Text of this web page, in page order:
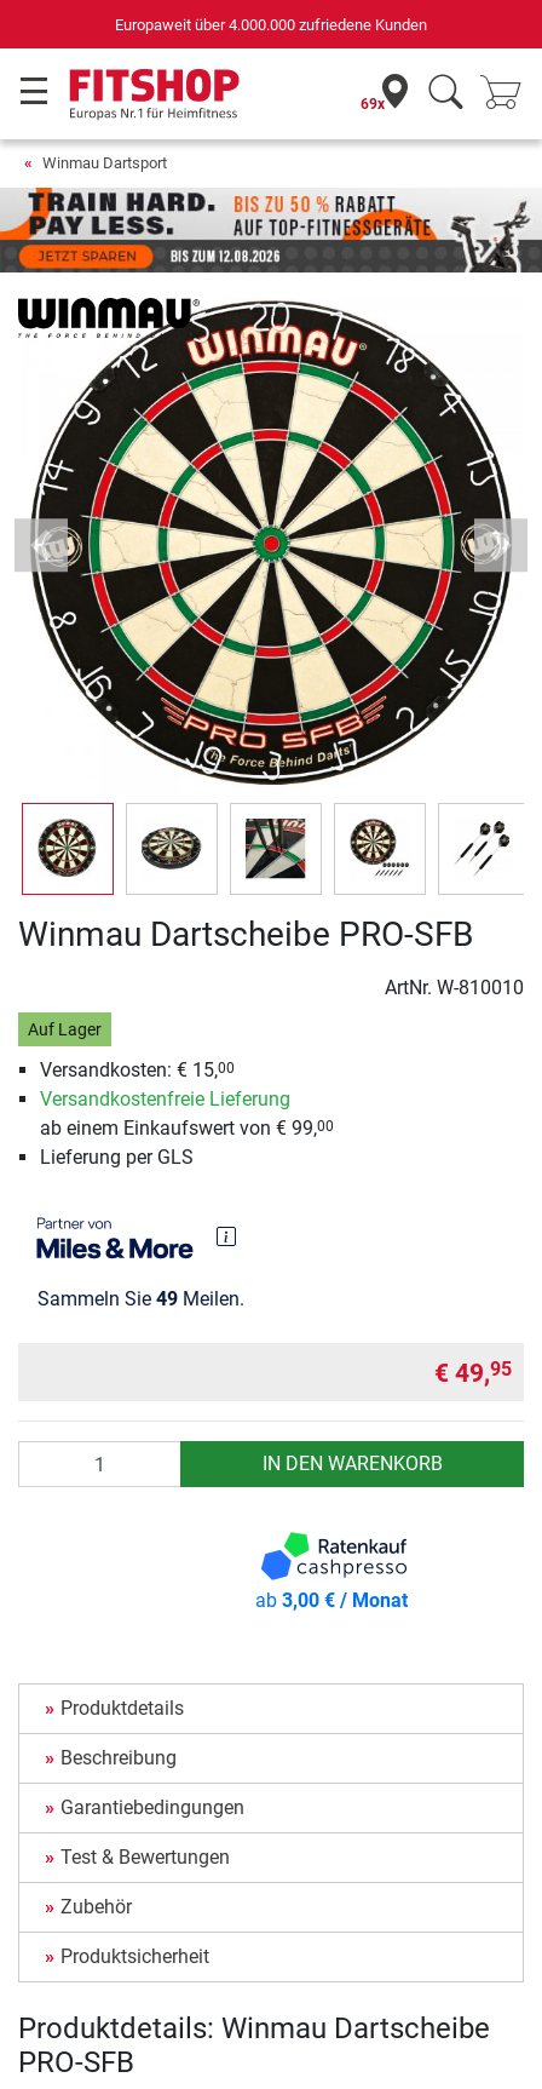
Europaweit über 4.000.000 zufriedene Kunden
69x
Winmau Dartsport
Previous Next
Winmau Dartscheibe PRO-SFB
ArtNr. W-810010
Auf Lager
Versandkosten: € 15,00
Versandkostenfreie Lieferung
ab einem Einkaufswert von € 99,00
Lieferung per GLS
Sammeln Sie 49 Meilen.
€ 49,95
IN DEN WARENKORB
ab3,00 € / Monat
Produktdetails
Beschreibung
Garantiebedingungen
Test & Bewertungen
Zubehör
Produktsicherheit
Produktdetails: Winmau Dartscheibe
PRO-SFB